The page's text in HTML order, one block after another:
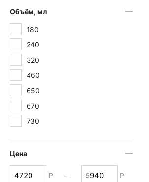
Объём, мл
180
240
320
460
650
670
730
Цена
₽ – ₽